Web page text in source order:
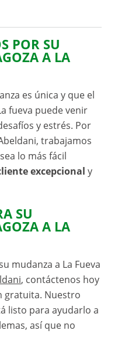
POR SU
A LA
es única y que el
fueva puede venir
y estrés. Por
trabajamos
lo más fácil
excepcional y
SU
A LA
mudanza a La Fueva
, contáctenos hoy
gratuita. Nuestro
listo para ayudarlo a
así que no